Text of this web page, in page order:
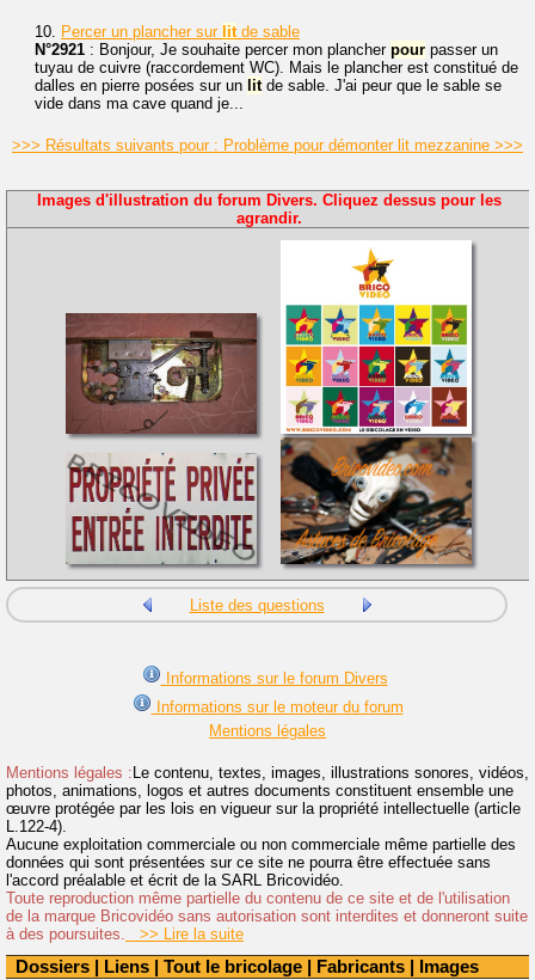
Dossiers | Liens | Tout le bricolage | Fabricants | Images
10. Percer un plancher sur litde sable
N°2921 : Bonjour, Je souhaite percer mon plancher pour passer un
tuyau de cuivre (raccordement WC). Mais le plancher est constitué de
dalles en pierre posées sur un litde sable. J'ai peur que le sable se
vide dans ma cave quand je...
>>> Résultats suivants pour : Problème pour démonter lit mezzanine >>>
Images d'illustration du forum Divers. Cliquez dessus pour les
agrandir.
Liste des questions
Informations sur le forum Divers
Informations sur le moteur du forum
Mentions légales
Mentions légales : Le contenu, textes, images, illustrations sonores, vidéos,
photos, animations, logos et autres documents constituent ensemble une
œuvre protégée par les lois en vigueur sur la propriété intellectuelle (article
L.122-4).
Aucune exploitation commerciale ou non commerciale même partielle des
données qui sont présentées sur ce site ne pourra être effectuée sans
l'accord préalable et écrit de la SARL Bricovidéo.
Toute reproduction même partielle du contenu de ce site et de l'utilisation
de la marque Bricovidéo sans autorisation sont interdites et donneront suite
à des poursuites. >> Lire la suite